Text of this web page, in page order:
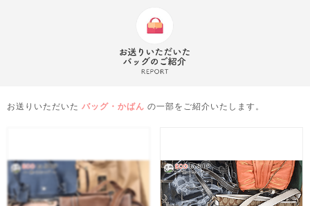
お送りいただいた バッグ・かばん の一部をご紹介いたします。